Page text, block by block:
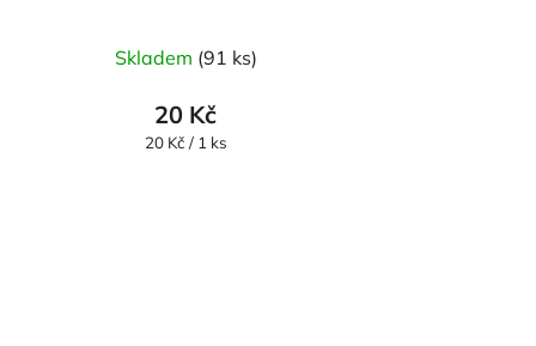
Skladem (91 ks)
20 Kč
Měrná
20 Kč / 1 ks